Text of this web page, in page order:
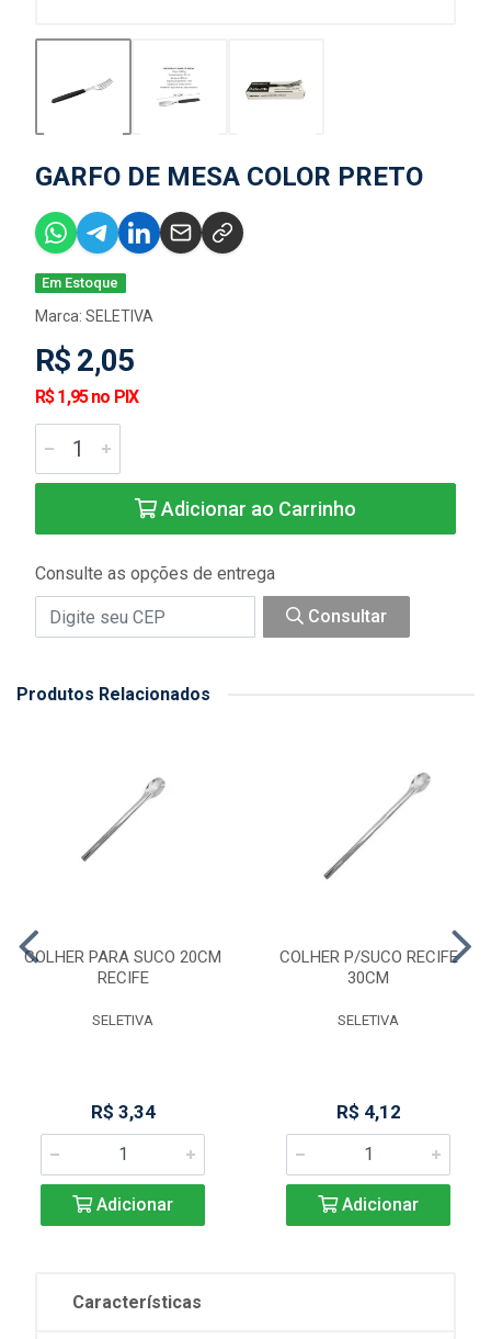
GARFO DE MESA COLOR PRETO
Em Estoque
Marca: SELETIVA
R$ 2,05
R$ 1,95 no PIX
Adicionar ao Carrinho
Consulte as opções de entrega
Consultar
Produtos Relacionados
COLHER PARA SUCO 20CM
RECIFE
SELETIVA
R$ 3,34
Adicionar
COLHER P/SUCO RECIFE
30CM
SELETIVA
R$ 4,12
Adicionar
Características